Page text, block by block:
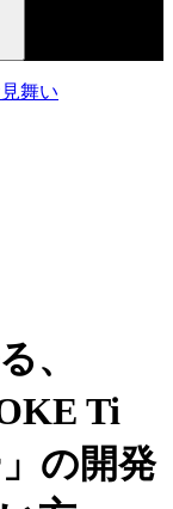
舞い
、
Ti
の開発